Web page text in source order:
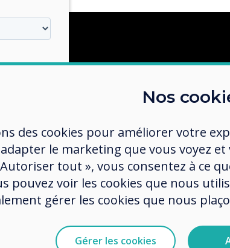
Nos
des cookies pour améliorer votre
le marketing que vous voyez
tout », vous consentez à ce
pouvez voir les cookies que nous
gérer les cookies que nous
Gérer les cookies
produits et
de
à